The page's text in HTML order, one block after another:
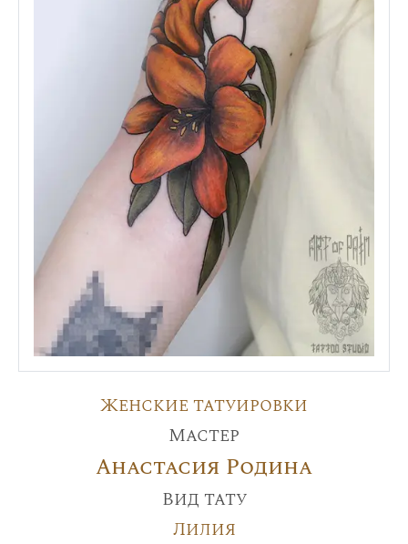
Женские татуировки
Мастер
Анастасия Родина
Вид тату
Лилия